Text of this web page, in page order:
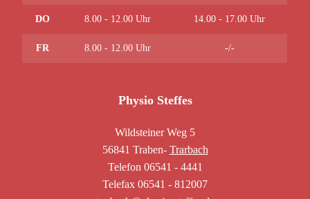
DO 8.00 - 12.00 Uhr 14.00 - 17.00 Uhr
FR 8.00 - 12.00 Uhr -/-
Physio Steffes
Wildsteiner Weg 5
56841 Traben- Trarbach
Telefon 06541 - 4441
Telefax 06541 - 812007